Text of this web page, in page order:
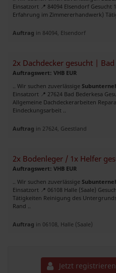
Einsatzort 📍 84094 Elsendorf
Erfahrung im Zimmererhandwerk)
Auftrag in 84094, Elsendorf
2x Dachdecker gesucht |
Auftragswert: VHB EUR
.. Wir suchen zuverlässige
Einsatzort 📍 27624 Bad Bederkesa
Allgemeine Dachdeckerarbeiten
Eindeckungsarbeit ..
Auftrag in 27624, Geestland
2x Bodenleger / 1x Helfer
Auftragswert: VHB EUR
.. Wir suchen zuverlässige
Einsatzort 📍 06108 Halle (Saale)
Tätigkeiten Reinigung des
Rand ..
Auftrag in 06108, Halle (Saale)
Jetzt